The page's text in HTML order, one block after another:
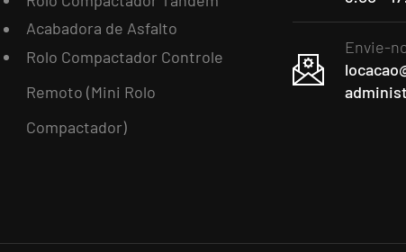
Envie-
Acabadora de Asfalto
Rolo Compactador Controle
Remoto (Mini Rolo
Compactador)